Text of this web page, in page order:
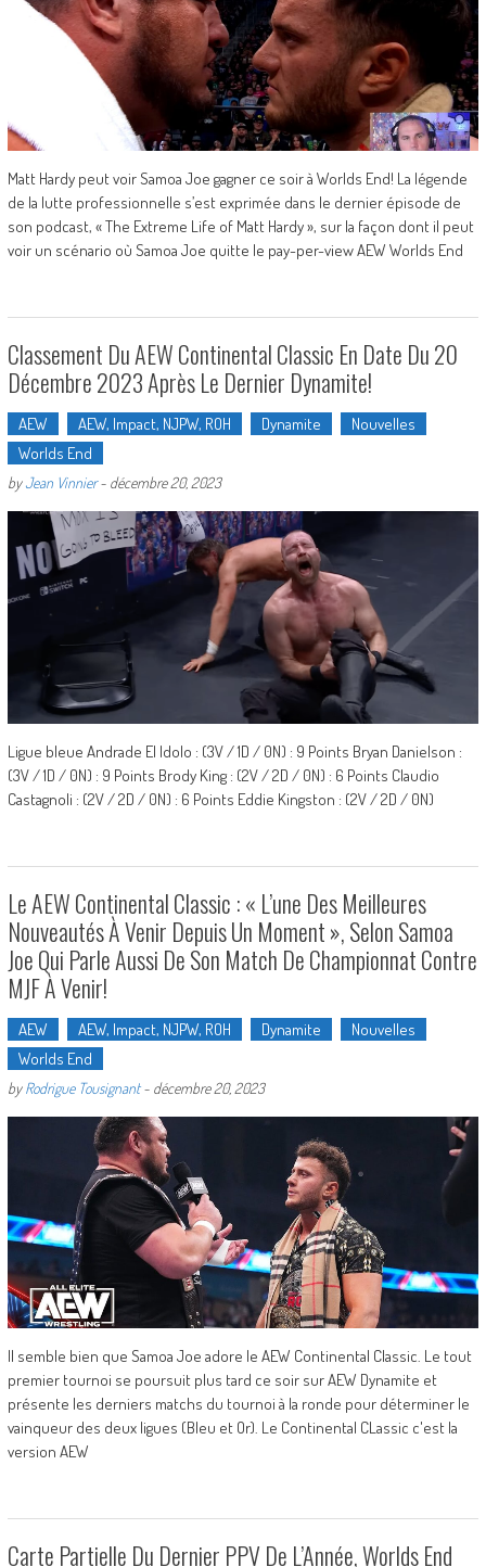
Matt Hardy peut voir Samoa Joe gagner ce soir à Worlds End! La légende
de la lutte professionnelle s’est exprimée dans le dernier épisode de
son podcast, « The Extreme Life of Matt Hardy », sur la façon dont il peut
voir un scénario où Samoa Joe quitte le pay-per-view AEW Worlds End
Classement Du AEW Continental Classic En Date Du 20
Décembre 2023 Après Le Dernier Dynamite!
AEW AEW, Impact, NJPW, ROH Dynamite
Nouvelles
Worlds End
byJean Vinnier- décembre 20, 2023
Ligue bleue Andrade El Idolo : (3V / 1D / 0N) : 9 Points Bryan Danielson :
(3V / 1D / 0N) : 9 Points Brody King : (2V / 2D / 0N) : 6 Points Claudio
Castagnoli : (2V / 2D / 0N) : 6 Points Eddie Kingston : (2V / 2D / 0N)
Le AEW Continental Classic : « L’une Des Meilleures
Nouveautés À Venir Depuis Un Moment », Selon Samoa
Joe Qui Parle Aussi De Son Match De Championnat Contre
MJF À Venir!
AEW AEW, Impact, NJPW, ROH Dynamite
Nouvelles
Worlds End
byRodrigue Tousignant- décembre 20, 2023
Il semble bien que Samoa Joe adore le AEW Continental Classic. Le tout
premier tournoi se poursuit plus tard ce soir sur AEW Dynamite et
présente les derniers matchs du tournoi à la ronde pour déterminer le
vainqueur des deux ligues (Bleu et Or). Le Continental CLassic c'est la
version AEW
Carte Partielle Du Dernier PPV De L’Année, Worlds End